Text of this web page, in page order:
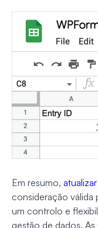
Em resumo,
consideração válida
um controlo e
gestão de dados.